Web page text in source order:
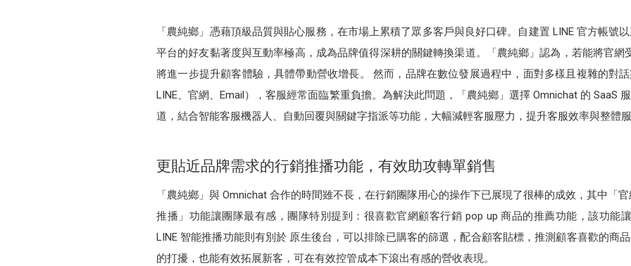
「農純鄉」憑藉頂級品質與貼心服務，在市場上累積了眾多客戶與良好口碑。自建置 LINE 官方帳號
平台的好友黏著度與互動率極高，成為品牌值得深耕的關鍵轉換渠道。「農純鄉」認為，若能將官網
將進一步提升顧客體驗，具體帶動營收增長。 然而，品牌在數位發展過程中，面對多樣且複雜的對
LINE、官網、Email），客服經常面臨繁重負擔。為解決此問題，「農純鄉」選擇 Omnichat 的 SaaS
道，結合智能客服機器人、自動回覆與關鍵字指派等功能，大幅減輕客服壓力，提升客服效率與整體
更貼近品牌需求的行銷推播功能，有效助攻轉單銷售
「農純鄉」與 Omnichat 合作的時間雖不長，在行銷團隊用心的操作下已展現了很棒的成效，其中「
推播」功能讓團隊最有感，團隊特別提到：很喜歡官網顧客行銷 pop up 商品的推薦功能，該功能
LINE 智能推播功能則有別於 原生後台，可以排除已購客的篩選，配合顧客貼標，推測顧客喜歡的商
的打擾，也能有效拓展新客，可在有效控管成本下滾出有感的營收表現。